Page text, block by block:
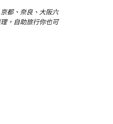
都、奈良、大阪六
，自助旅行你也可